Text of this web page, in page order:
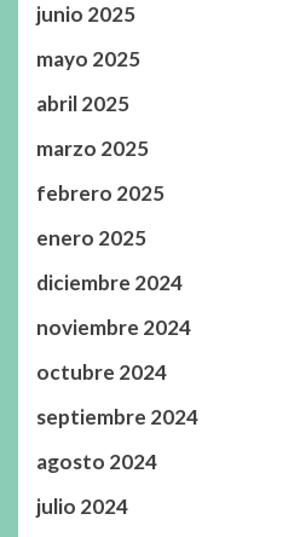
junio 2025
mayo 2025
abril 2025
marzo 2025
febrero 2025
enero 2025
diciembre 2024
noviembre 2024
octubre 2024
septiembre 2024
agosto 2024
julio 2024